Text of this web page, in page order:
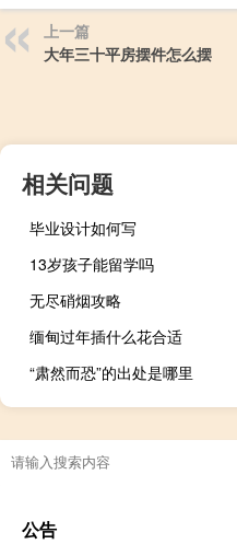
上一篇
大年三十平房摆件怎么摆
相关问题
毕业设计如何写
13岁孩子能留学吗
无尽硝烟攻略
缅甸过年插什么花合适
“肃然而恐”的出处是哪里
公告